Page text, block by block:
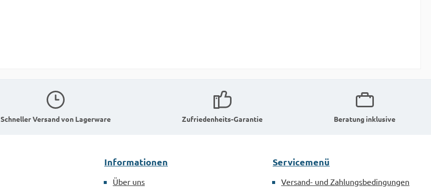
Schneller Versand von Lagerware Zufriedenheits-Garantie Beratung inklusive
Informationen
Über uns
Servicemenü
Versand- und Zahlungsbedingungen